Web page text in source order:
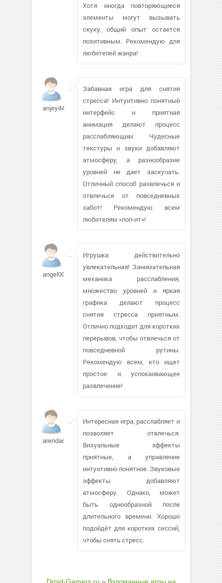
Хотя иногда повторяющиеся
элементы могут вызывать
скуку, общий опыт остается
позитивным. Рекомендую для
любителей жанра!
anjey444332
Забавная игра для снятия
стресса! Интуитивно понятный
интерфейс и приятная
анимация делают процесс
расслабляющим. Чудесные
текстуры и звуки добавляют
атмосферу, а разнообразие
уровней не дает заскучать.
Отличный способ развлечься и
отвлечься от повседневных
забот! Рекомендую всем
любителям «поп-ит»!
angel00992794
Игрушка действительно
увлекательная! Занимательная
механика расслабления,
множество уровней и яркая
графика делают процесс
снятия стресса приятным.
Отлично подходит для коротких
перерывов, чтобы отвлечься от
повседневной рутины.
Рекомендую всем, кто ищет
простое и успокаивающее
развлечение!
arendadog304
Интересная игра, расслабляет и
позволяет отвлечься.
Визуальные эффекты
приятные, а управление
интуитивно понятное. Звуковые
эффекты добавляют
атмосферу. Однако, может
быть однообразной после
длительного времени. Хорошо
подойдёт для коротких сессий,
чтобы снять стресс.
Droid-Gamers.ru » Взломанные игры на